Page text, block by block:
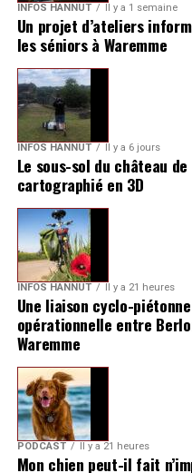
INFOS HANNUT Il y a 1 semaine
Un projet d’ateliers
les séniors à Waremme
INFOS HANNUT Il y a 6 jours
Le sous-sol du château de
cartographié en 3D
INFOS HANNUT Il y a 21 heures
Une liaison cyclo-
opérationnelle entre
Waremme
PODCAST Il y a 21 heures
Mon chien peut-il fait